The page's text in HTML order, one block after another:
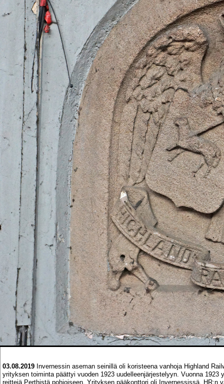
03.08.2019 Invernessin aseman seinillä oli koristeena vanhoja Highland
yrityksen toiminta päättyi vuoden 1923 uudelleenjärjestelyyn. Vuonna
reittejä Perthistä pohjoiseen. Yrityksen pääkonttori oli Invernessissä.